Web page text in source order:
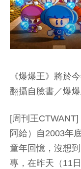
《爆爆王》將於
翻攝自臉書／爆爆
[周刊王
阿給）自2003年
童年回憶，沒想
專，在昨天（11